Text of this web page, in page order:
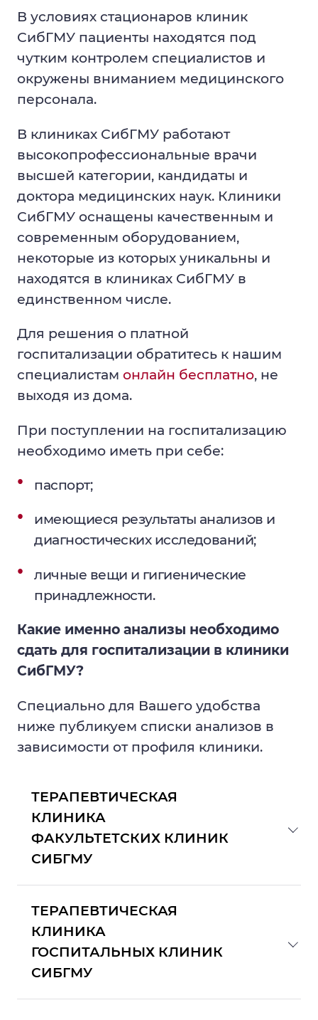
Платные услуги
Часто задаваемые вопросы
Общая врачебная практика
Подготовка к обследованиям
Диспансеризация
Задать вопрос
Ситуационый центр
Налоговый вычет
В условиях стационаров клиник
СибГМУ пациенты находятся под
чутким контролем специалистов и
окружены вниманием медицинского
персонала.
В клиниках СибГМУ работают
высокопрофессиональные врачи
высшей категории, кандидаты и
доктора медицинских наук. Клиники
СибГМУ оснащены качественным и
современным оборудованием,
некоторые из которых уникальны и
находятся в клиниках СибГМУ в
единственном числе.
Для решения о платной
госпитализации обратитесь к нашим
специалистамонлайн бесплатно, не
выходя из дома.
При поступлении на госпитализацию
необходимо иметь при себе:
паспорт;
имеющиеся результаты анализов и
диагностических исследований;
личные вещи и гигиенические
принадлежности.
Какие именно анализы необходимо
сдать для госпитализации в клиники
СибГМУ?
Специально для Вашего удобства
ниже публикуем списки анализов в
зависимости от профиля клиники.
ТЕРАПЕВТИЧЕСКАЯ
КЛИНИКА
ФАКУЛЬТЕТСКИХ КЛИНИК
СИБГМУ
общий анализ крови,
развернутый, с формулой (срок
ТЕРАПЕВТИЧЕСКАЯ
КЛИНИКА
ГОСПИТАЛЬНЫХ КЛИНИК
СИБГМУ